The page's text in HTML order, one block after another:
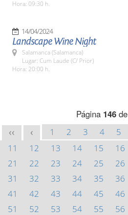
Hora: 09:30 h.
14/04/2024
Landscape Wine Night
Salamanca (Salamanca)
Lugar: Cum Laude (C/ Prior)
Hora: 20:00 h.
Página 146de
<< < 1 2 3 4 5
11
12 13 14 15 16
21
22 23 24 25 26
31
32 33 34 35 36
41
42 43 44 45 46
51
52 53 54 55 56